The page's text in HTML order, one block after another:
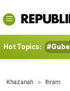
Hot Topics:
Khazanah Ihram